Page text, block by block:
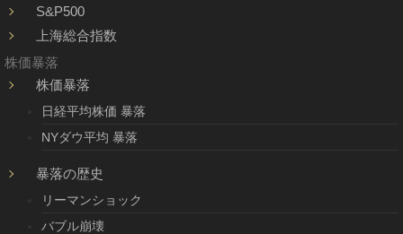
S&P500
上海総合指数
株価暴落
株価暴落
日経平均株価 暴落
NYダウ平均 暴落
暴落の歴史
リーマンショック
バブル崩壊